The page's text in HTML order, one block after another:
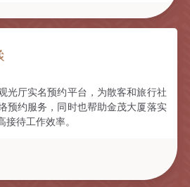
光厅实名预约平台，为散客和旅行社
预约服务，同时也帮助金茂大厦落实
待工作效率。